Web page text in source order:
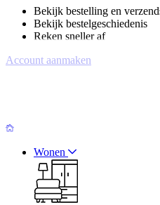
Bekijk bestelling en
Bekijk bestelgeschiedenis
Reken sneller af
Account aanmaken
Wonen